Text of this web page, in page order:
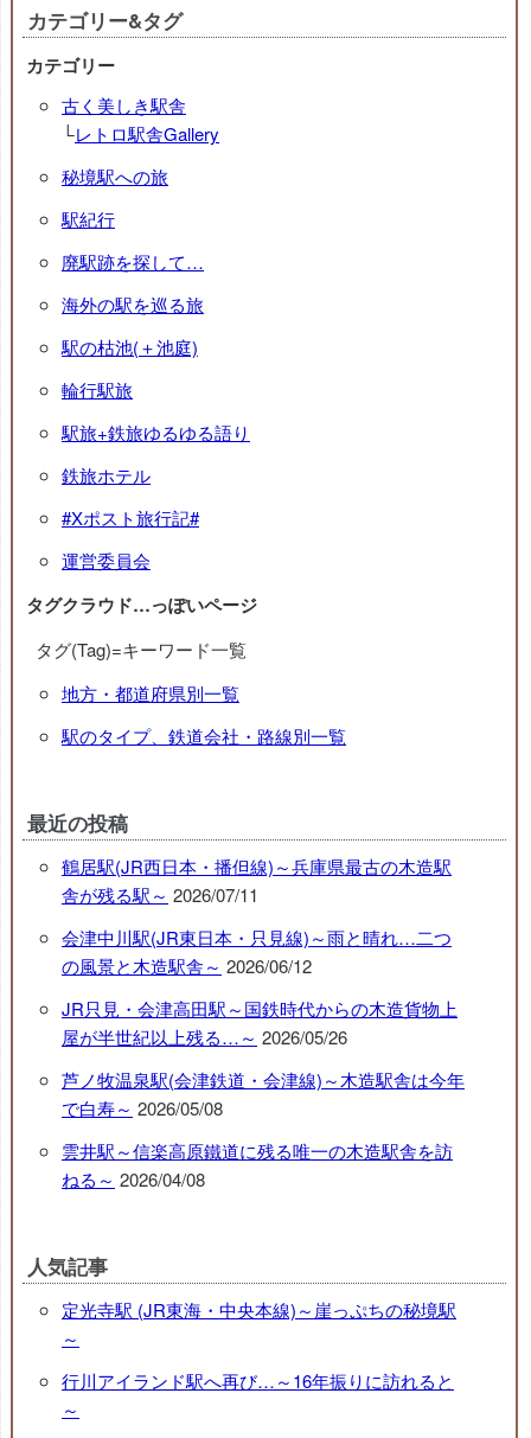
カテゴリー&タグ
カテゴリー
古く美しき駅舎
└レトロ駅舎Gallery
秘境駅への旅
駅紀行
廃駅跡を探して…
海外の駅を巡る旅
駅の枯池(＋池庭)
輪行駅旅
駅旅+鉄旅ゆるゆる語り
鉄旅ホテル
#Xポスト旅行記#
運営委員会
タグクラウド…っぽいページ
タグ(Tag)=キーワード一覧
地方・都道府県別一覧
駅のタイプ、鉄道会社・路線別一覧
最近の投稿
鶴居駅(JR西日本・播但線)～兵庫県最古の木造駅
舎が残る駅～ 2026/07/11
会津中川駅(JR東日本・只見線)～雨と晴れ…二つ
の風景と木造駅舎～ 2026/06/12
JR只見・会津高田駅～国鉄時代からの木造貨物上
屋が半世紀以上残る…～ 2026/05/26
芦ノ牧温泉駅(会津鉄道・会津線)～木造駅舎は今年
で白寿～ 2026/05/08
雲井駅～信楽高原鐵道に残る唯一の木造駅舎を訪
ねる～ 2026/04/08
人気記事
定光寺駅 (JR東海・中央本線)～崖っぷちの秘境駅
～
行川アイランド駅へ再び…～16年振りに訪れると
～